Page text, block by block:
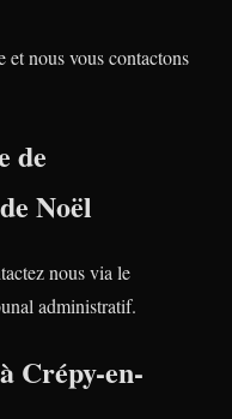
nous vous contactons
de
Noël
nous via le
administratif.
Crépy-en-